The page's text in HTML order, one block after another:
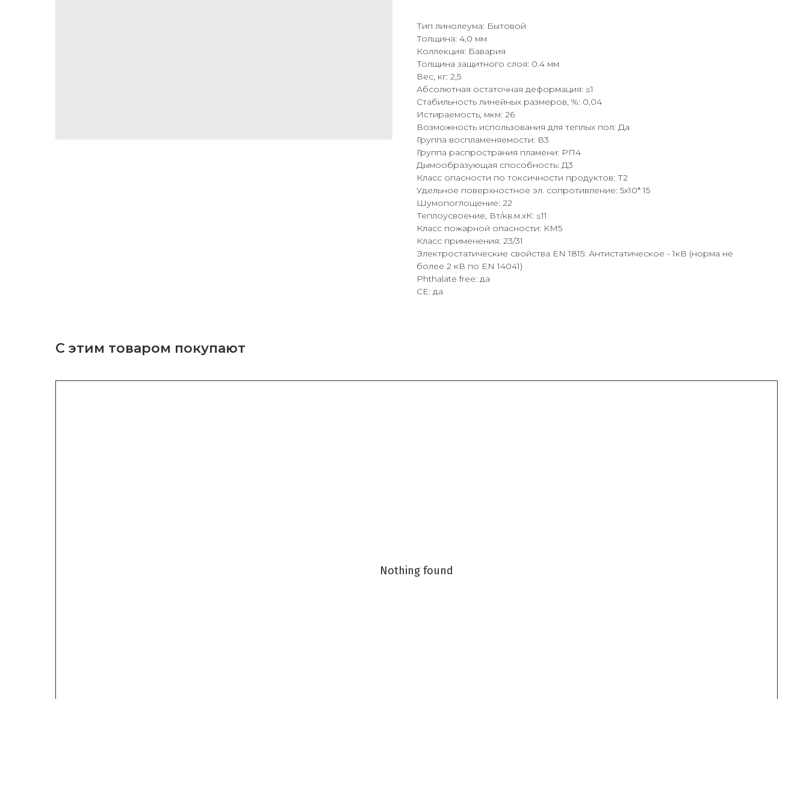
Тип линолеума: Бытовой
Толщина: 4,0 мм
Коллекция: Бавария
Толщина защитного слоя: 0.4 мм
Вес, кг: 2,5
Абсолютная остаточная деформация: ≤1
Стабильность линейных размеров, %: 0,04
Истираемость, мкм: 26
Возможность использования для теплых пол: Да
Группа воспламеняемости: В3
Группа распространия пламени: РП4
Дымообразующая способность: Д3
Класс опасности по токсичности продуктов: Т2
Удельное поверхностное эл. сопротивление: 5х10* 15
Шумопоглощение: 22
Теплоусвоение, Вт/кв.м.хК: ≤11
Класс пожарной опасности: КМ5
Класс применения: 23/31
Электростатические свойства EN 1815: Антистатическое - 1кВ (норма не
более 2 кВ по EN 14041)
Phthalate free: да
СЕ: да
С этим товаром покупают
Nothing found